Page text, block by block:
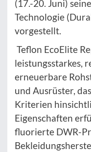
(17.-20. Juni)
Technologie
vorgestellt.
Teflon EcoElite
leistungsstarkes,
erneuerbare
und Ausrüster,
Kriterien
Eigenschaften
fluorierte DWR-